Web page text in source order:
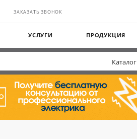
ЗАКАЗАТЬ ЗВОНОК
УСЛУГИ ПРОДУКЦИЯ
Каталог